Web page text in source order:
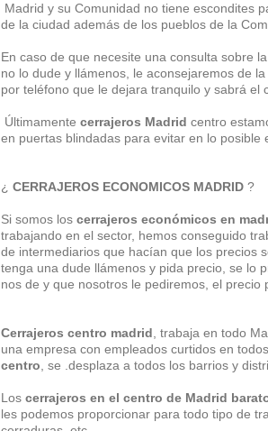
Madrid y su Comunidad no tiene escondites
de la ciudad además de los pueblos de la
En caso de que necesite una consulta sobre
no lo dude y llámenos, le aconsejaremos de
por teléfono que le dejara tranquilo y sabrá el
Últimamentecerrajeros Madrid centro
en puertas blindadas para evitar en lo posible
¿CERRAJEROS ECONOMICOS MADRID ?
Si somos loscerrajeros económicos en
trabajando en el sector, hemos conseguido
de intermediarios que hacían que los precios
tenga una dude llámenos y pida precio, se lo
nos de y que nosotros le pediremos, el precio
Cerrajeros centro madrid , trabaja en todo
una empresa con empleados curtidos en
centro , se .desplaza a todos los barrios y
Loscerrajeros en el centro de Madrid
les podemos proporcionar para todo tipo de